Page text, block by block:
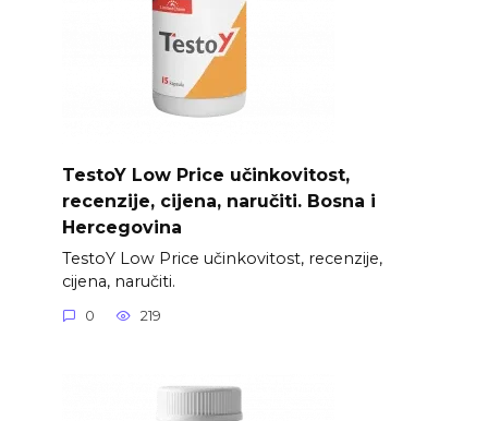
TestoY Low Price učinkovitost,
recenzije, cijena, naručiti. Bosna i
Hercegovina
TestoY Low Price učinkovitost, recenzije,
cijena, naručiti.
0 219